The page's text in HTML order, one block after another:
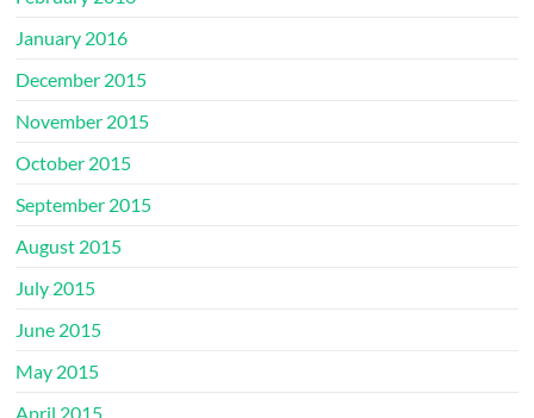
January 2016
December 2015
November 2015
October 2015
September 2015
August 2015
July 2015
June 2015
May 2015
April 2015